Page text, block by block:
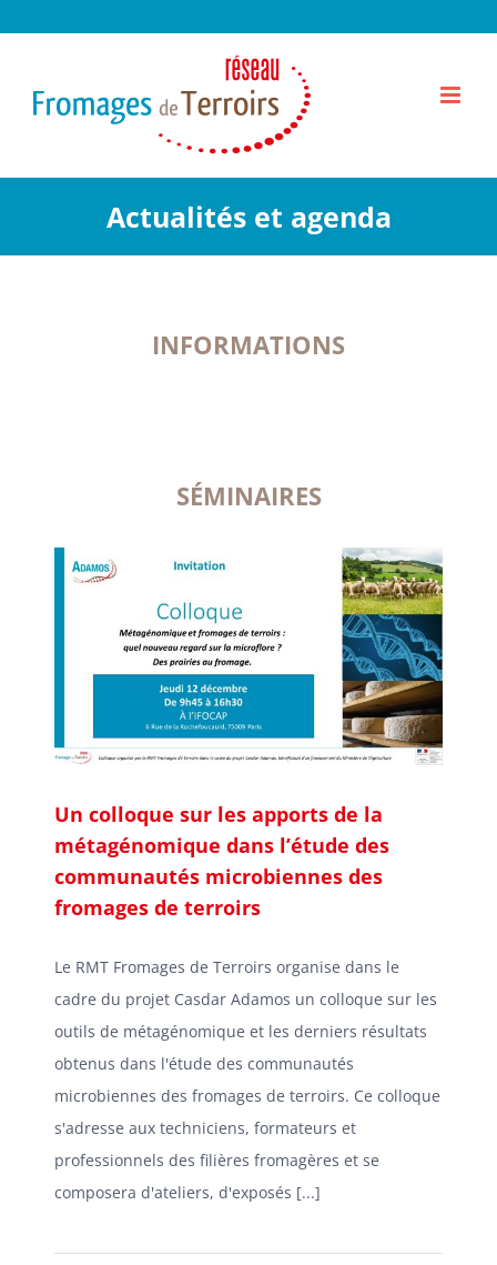
Actualités et agenda
INFORMATIONS
SÉMINAIRES
Un colloque sur les apports de la
métagénomique dans l’étude des
communautés microbiennes des
fromages de terroirs
Le RMT Fromages de Terroirs organise dans le
cadre du projet Casdar Adamos un colloque sur les
outils de métagénomique et les derniers résultats
obtenus dans l'étude des communautés
microbiennes des fromages de terroirs. Ce colloque
s'adresse aux techniciens, formateurs et
professionnels des filières fromagères et se
composera d'ateliers, d'exposés [...]